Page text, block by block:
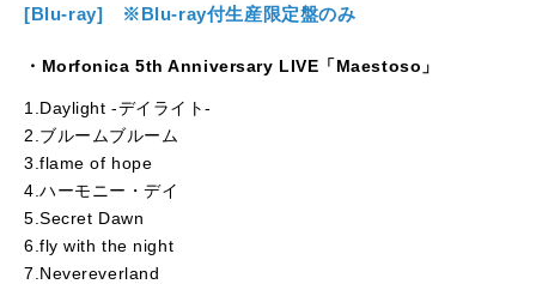
[Blu-ray] ※Blu-ray付生産限定盤のみ
・Morfonica 5th Anniversary LIVE「Maestoso」
1.Daylight -デイライト-
2.ブルームブルーム
3.flame of hope
4.ハーモニー・デイ
5.Secret Dawn
6.fly with the night
7.Nevereverland